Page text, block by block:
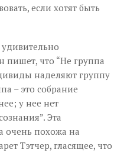
если хотят быть
что “Не группа
наделяют группу
– это собрание
у нее нет
Эта
очень похожа на
Тэтчер, гласящее, что